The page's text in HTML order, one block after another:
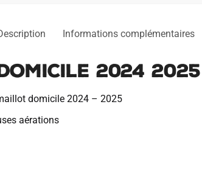
Informations complémentaires
2024 2025
domicile 2024 – 2025
aérations